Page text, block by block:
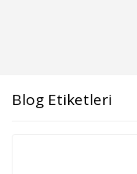
Blog Etiketleri